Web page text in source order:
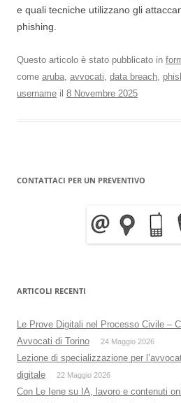
e quali tecniche utilizzano gli
phishing.
Questo articolo è stato pubblicato in
come aruba, avvocati, data breach,
username il 8 Novembre 2025
CONTATTACI PER UN PREVENTIVO
ARTICOLI RECENTI
Le Prove Digitali nel Processo Civile –
Avvocati di Torino
24 Maggio 2026
Lezione di specializzazione per
digitale
22 Maggio 2026
Con Le Iene su IA, lavoro e contenuti